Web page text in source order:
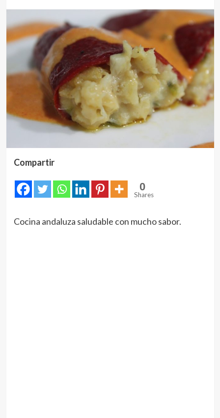
Compartir
0
Shares
Cocina andaluza saludable con mucho sabor.